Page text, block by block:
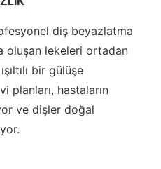
diş beyazlatma
oluşan lekeleri ortadan
bir gülüşe
planları, hastaların
ve dişler doğal